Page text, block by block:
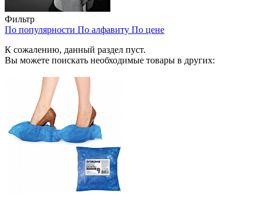
Фильтр
По популярности По алфавиту По цене
К сожалению, данный раздел пуст.
Вы можете поискать необходимые товары в других: